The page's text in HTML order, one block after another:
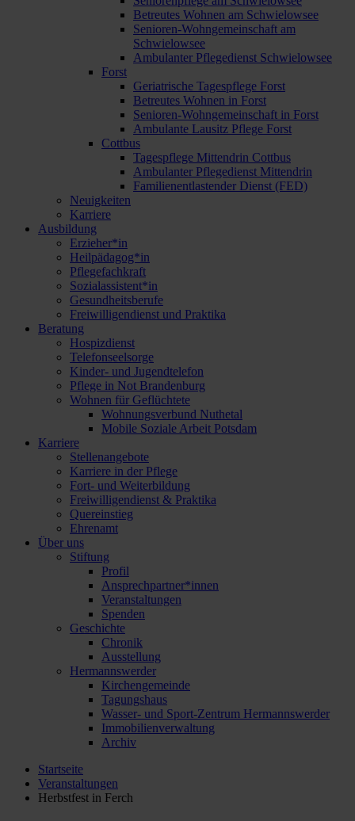
Betreutes Wohnen am Schwielowsee
Senioren-Wohngemeinschaft am
Schwielowsee
Ambulanter Pflegedienst Schwielowsee
Forst
Geriatrische Tagespflege Forst
Betreutes Wohnen in Forst
Senioren-Wohngemeinschaft in Forst
Ambulante Lausitz Pflege Forst
Cottbus
Tagespflege Mittendrin Cottbus
Ambulanter Pflegedienst Mittendrin
Familienentlastender Dienst (FED)
Neuigkeiten
Karriere
Ausbildung
Erzieher*in
Heilpädagog*in
Pflegefachkraft
Sozialassistent*in
Gesundheitsberufe
Freiwilligendienst und Praktika
Beratung
Hospizdienst
Telefonseelsorge
Kinder- und Jugendtelefon
Pflege in Not Brandenburg
Wohnen für Geflüchtete
Wohnungsverbund Nuthetal
Mobile Soziale Arbeit Potsdam
Karriere
Stellenangebote
Karriere in der Pflege
Fort- und Weiterbildung
Freiwilligendienst & Praktika
Quereinstieg
Ehrenamt
Über uns
Stiftung
Profil
Ansprechpartner*innen
Veranstaltungen
Spenden
Geschichte
Chronik
Ausstellung
Hermannswerder
Kirchengemeinde
Tagungshaus
Wasser- und Sport-Zentrum Hermannswerder
Immobilienverwaltung
Archiv
Startseite
Veranstaltungen
Herbstfest in Ferch